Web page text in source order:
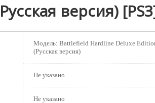
версия)
Модель: Battlefield Hardline Deluxe
(Русская версия)
Не указано
Не указано